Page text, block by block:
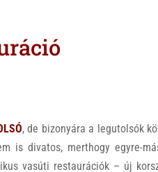
, de bizonyára a legutolsók
is divatos, merthogy egyre-
vasúti restaurációk – új